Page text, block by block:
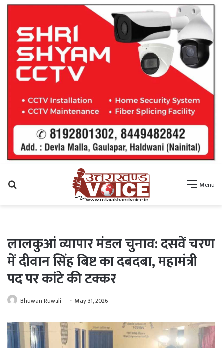
Menu
लालकुआं व्यापार मंडल चुनाव: दसवें चरण
में दीवान सिंह बिष्ट का दबदबा, महामंत्री
पद पर कांटे की टक्कर
Bhuwan Ruwali May 31, 2026